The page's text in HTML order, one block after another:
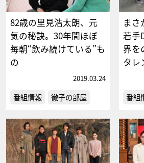
82歳の里見浩太朗、元
気の秘訣。30年間ほぼ
毎朝“飲み続けている”も
の
2019.03.24
番組情報 徹子の部屋
ま
若手
界を
タレ
番組